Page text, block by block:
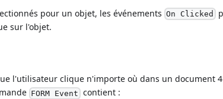
pour un objet, les événements On Clicked
sur l'objet.
l'utilisateur clique n'importe où dans un document
FORM Event contient :